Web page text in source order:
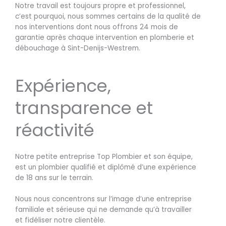
Notre travail est toujours propre et professionnel,
c’est pourquoi, nous sommes certains de la qualité de
nos interventions dont nous offrons 24 mois de
garantie après chaque intervention en plomberie et
débouchage à Sint-Denijs-Westrem.
Expérience,
transparence et
réactivité
Notre petite entreprise Top Plombier et son équipe,
est un plombier qualifié et diplômé d’une expérience
de 18 ans sur le terrain.
Nous nous concentrons sur l’image d’une entreprise
familiale et sérieuse qui ne demande qu’à travailler
et fidéliser notre clientèle.